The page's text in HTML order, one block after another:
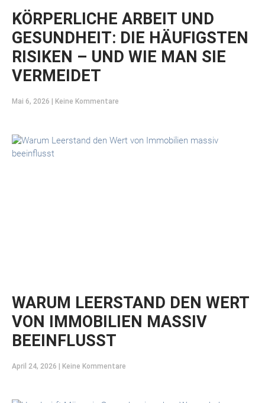
KÖRPERLICHE ARBEIT UND
GESUNDHEIT: DIE HÄUFIGSTEN
RISIKEN – UND WIE MAN SIE
VERMEIDET
Mai 6, 2026 Keine Kommentare
WARUM LEERSTAND DEN WERT
VON IMMOBILIEN MASSIV
BEEINFLUSST
April 24, 2026 Keine Kommentare